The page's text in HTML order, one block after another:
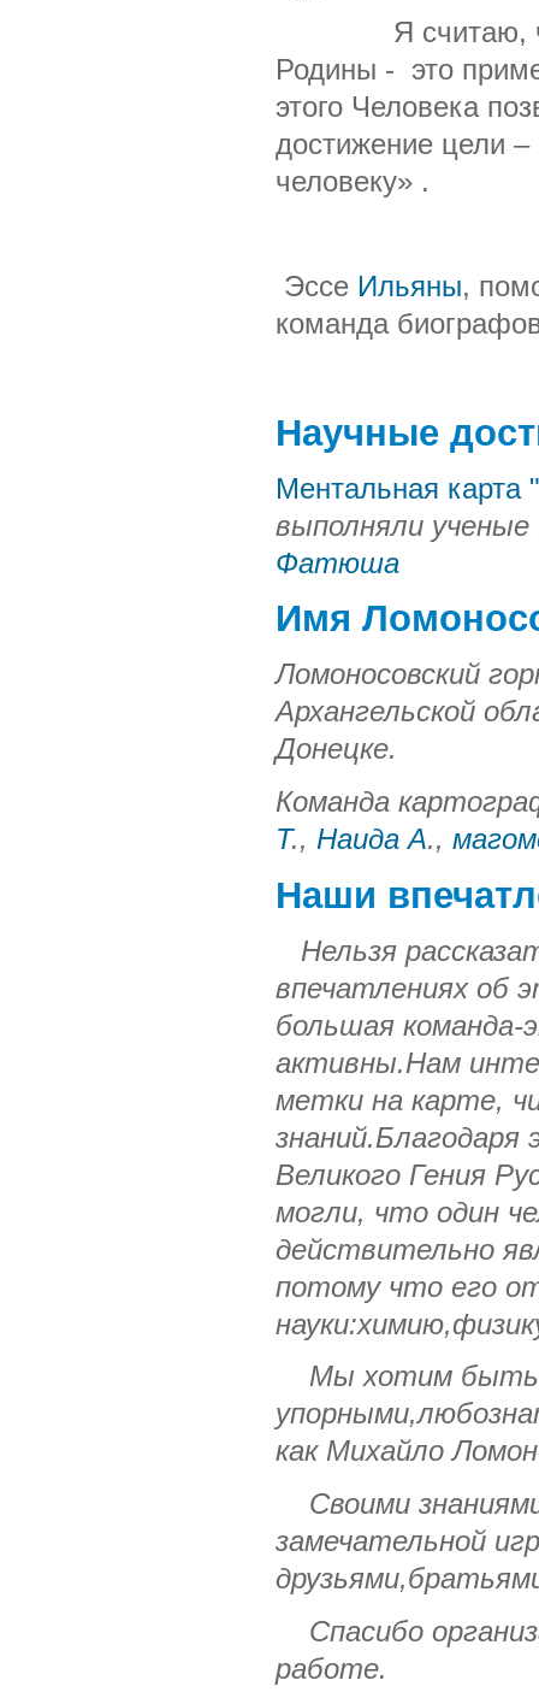
Я считаю, что
Родины - это
этого Человека
достижение цели
человеку» .
Эссе Ильяны,
команда
Научные
Ментальная
выполняли ученые
Фатюша
Имя
Ломоносовский
Архангельской
Донецке.
Команда
Т., Наида А.,
Наши
Нельзя
впечатлениях об
большая команда-
активны.Нам
метки на карте,
знаний.Благодаря
Великого Гения
могли, что один
действительно
потому что его
Мы хотим быть
как Михайло
Своими
замечательной
Спасибо
работе.